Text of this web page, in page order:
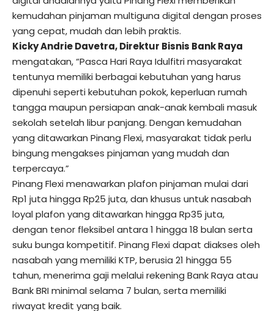
kemudahan pinjaman multiguna digital dengan proses
yang cepat, mudah dan lebih praktis.
Kicky Andrie Davetra, Direktur Bisnis Bank Raya
mengatakan, “Pasca Hari Raya Idulfitri masyarakat
tentunya memiliki berbagai kebutuhan yang harus
dipenuhi seperti kebutuhan pokok, keperluan rumah
tangga maupun persiapan anak-anak kembali masuk
sekolah setelah libur panjang. Dengan kemudahan
yang ditawarkan Pinang Flexi, masyarakat tidak perlu
bingung mengakses pinjaman yang mudah dan
terpercaya.”
Pinang Flexi menawarkan plafon pinjaman mulai dari
Rp1 juta hingga Rp25 juta, dan khusus untuk nasabah
loyal plafon yang ditawarkan hingga Rp35 juta,
dengan tenor fleksibel antara 1 hingga 18 bulan serta
suku bunga kompetitif. Pinang Flexi dapat diakses oleh
nasabah yang memiliki KTP, berusia 21 hingga 55
tahun, menerima gaji melalui rekening Bank Raya atau
Bank BRI minimal selama 7 bulan, serta memiliki
riwayat kredit yang baik.